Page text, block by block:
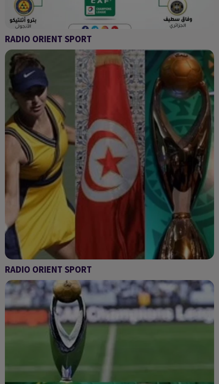
RADIO ORIENT SPORT
RADIO ORIENT SPORT
RADIO ORIENT SPORT
Radio Orient sport